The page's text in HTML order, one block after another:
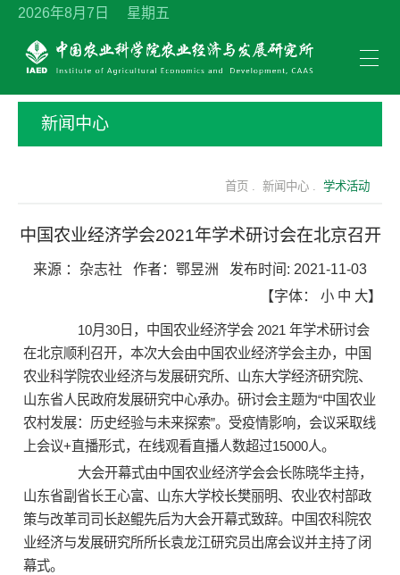
2026年8月7日 星期五
新闻中心
首页 . 新闻中心 . 学术活动
中国农业经济学会2021年学术研讨会在北京召开
来源 ： 杂志社 作者： 鄂昱洲 发布时间: 2021-11-03
【字体： 小 中 大】
10月30日，中国农业经济学会 2021 年学术研讨会
在北京顺利召开，本次大会由中国农业经济学会主办，中国
农业科学院农业经济与发展研究所、山东大学经济研究院、
山东省人民政府发展研究中心承办。研讨会主题为“中国农业
农村发展：历史经验与未来探索”。受疫情影响，会议采取线
上会议+直播形式，在线观看直播人数超过15000人。
大会开幕式由中国农业经济学会会长陈晓华主持，
山东省副省长王心富、山东大学校长樊丽明、农业农村部政
策与改革司司长赵鲲先后为大会开幕式致辞。中国农科院农
业经济与发展研究所所长袁龙江研究员出席会议并主持了闭
幕式。